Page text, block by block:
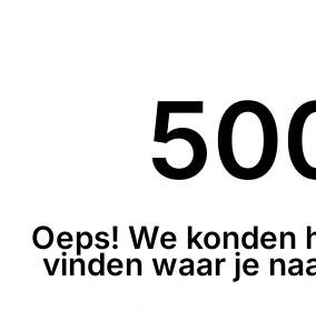
Oeps! We konden
vinden waar je